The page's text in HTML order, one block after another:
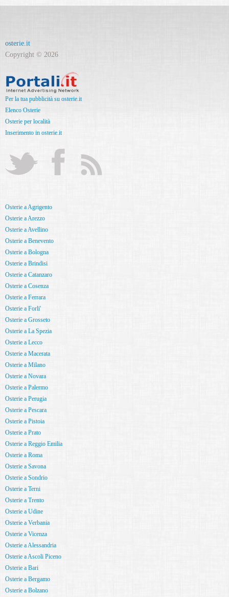
osterie.it
Copyright © 2026
Per la tua pubblicità su osterie.it
Elenco Osterie
Osterie per località
Inserimento in osterie.it
Osterie a Agrigento
Osterie a Arezzo
Osterie a Avellino
Osterie a Benevento
Osterie a Bologna
Osterie a Brindisi
Osterie a Catanzaro
Osterie a Cosenza
Osterie a Ferrara
Osterie a Forli'
Osterie a Grosseto
Osterie a La Spezia
Osterie a Lecco
Osterie a Macerata
Osterie a Milano
Osterie a Novara
Osterie a Palermo
Osterie a Perugia
Osterie a Pescara
Osterie a Pistoia
Osterie a Prato
Osterie a Reggio Emilia
Osterie a Roma
Osterie a Savona
Osterie a Sondrio
Osterie a Terni
Osterie a Trento
Osterie a Udine
Osterie a Verbania
Osterie a Vicenza
Osterie a Alessandria
Osterie a Ascoli Piceno
Osterie a Bari
Osterie a Bergamo
Osterie a Bolzano